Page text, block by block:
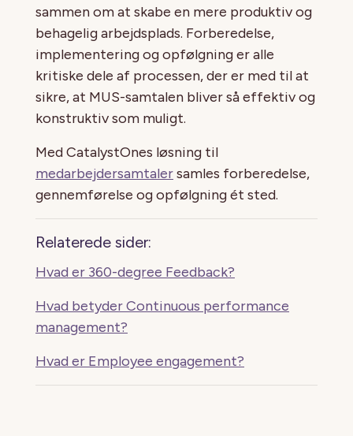
sammen om at skabe en mere produktiv og
behagelig arbejdsplads. Forberedelse,
implementering og opfølgning er alle
kritiske dele af processen, der er med til at
sikre, at MUS-samtalen bliver så effektiv og
konstruktiv som muligt.
Med CatalystOnes løsning til
medarbejdersamtalersamles forberedelse,
gennemførelse og opfølgning ét sted.
Relaterede sider:
Hvad er 360-degree Feedback?
Hvad betyder Continuous performance
management?
Hvad er Employee engagement?